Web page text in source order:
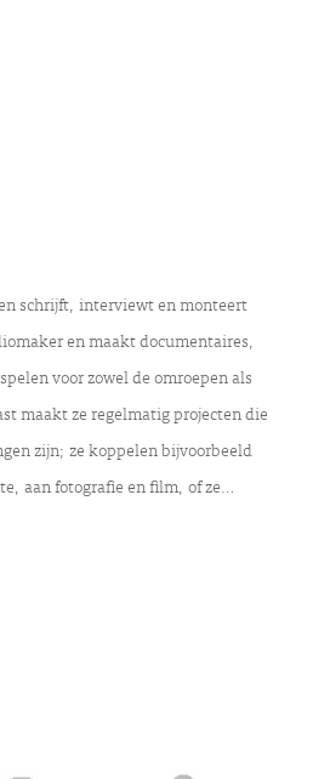
schrijft, interviewt en monteert
en maakt documentaires,
voor zowel de omroepen als
maakt ze regelmatig projecten die
zijn; ze koppelen bijvoorbeeld
aan fotografie en film, of ze…